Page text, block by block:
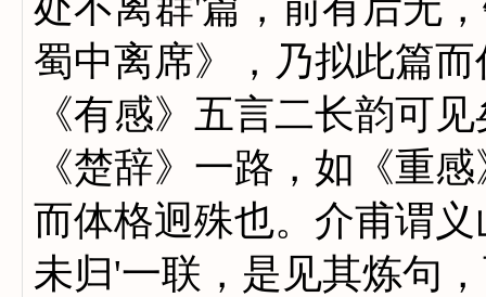
蜀中离席》，乃拟此篇
《有感》五言二长韵可
《楚辞》一路，如《重
而体格迥殊也。介甫谓
未归'一联，是见其炼句